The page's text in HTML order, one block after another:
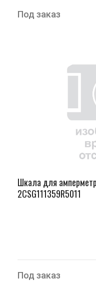
Под заказ
Шкала для
2CSG111359R5011
Под заказ